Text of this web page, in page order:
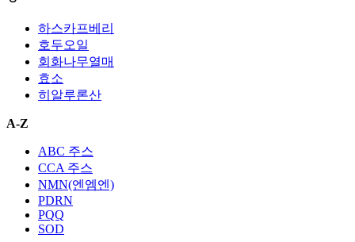
하스카프베리
호두오일
회화나무열매
효소
히알루론산
A-Z
ABC 주스
CCA 주스
NMN(엔엠엔)
PDRN
PQQ
SOD